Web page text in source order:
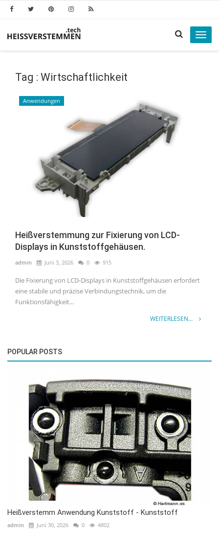
Tag : Wirtschaftlichkeit
Anwendungen
Heißverstemmung zur Fixierung von LCD-
Displays in Kunststoffgehäusen.
admin Juni 3, 2026 0 915
Die Fixierung von LCD-Displays in Kunststoffgehäusen erfordert
eine stabile und präzise Verbindungstechnik, um die
Funktionsfähigkeit...
WEITERLESEN...
POPULAR POSTS
Heißverstemm Anwendung Kunststoff - Kunststoff
admin Juni 30, 2026 0 4802